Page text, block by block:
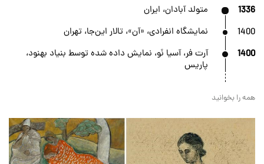
1336 متولد آبادان، ایران
1400 نمایشگاه انفرادی، «آن»، تالار این‌جا، تهران
1400
آرت فر، آسیا نَو، نمایش داده شده توسط بنیاد بهنود،
پاریس
همه را بخوانید